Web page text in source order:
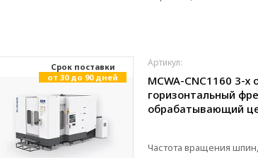
Cрок поставки
от 30 до 90 дней
Артикул:
MCWA-CNC1160 3-х
горизонтальный
обрабатывающий
Частота вращения